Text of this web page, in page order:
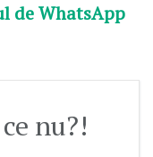
de WhatsApp
nu?!